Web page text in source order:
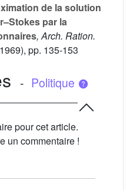
de la solution
par la
, Arch. Ration.
pp. 135-153
- Politique
pour cet article.
un commentaire !